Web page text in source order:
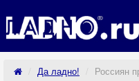
Да ладно! Россиян